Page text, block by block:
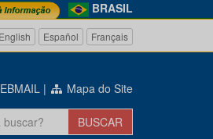
BRASIL
English Español Français
| Mapa do Site